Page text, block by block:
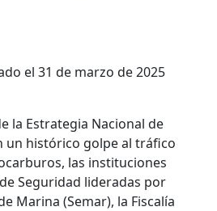
el 31 de marzo de 2025
la Estrategia Nacional de
un histórico golpe al tráfico
las instituciones
Seguridad lideradas por
Marina (Semar), la Fiscalía